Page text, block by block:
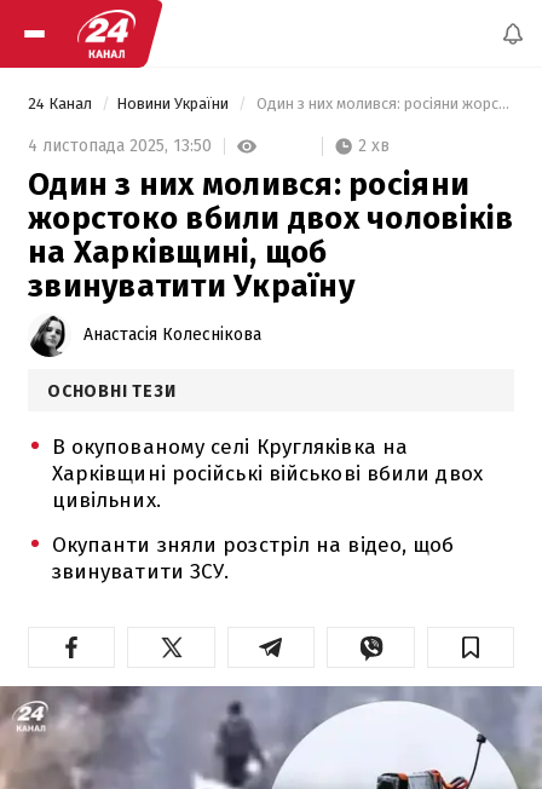
24 Канал Новини України Один з них молився: росіяни жорстоко вбили двох чоловіків на Харківщині, щоб звинуватити Україну
4 листопада 2025, 13:50 2 хв
Один з них молився: росіяни
жорстоко вбили двох чоловіків
на Харківщині, щоб
звинуватити Україну
Анастасія Колеснікова
ОСНОВНІ ТЕЗИ
В окупованому селі Кругляківка на
Харківщині російські військові вбили двох
цивільних.
Окупанти зняли розстріл на відео, щоб
звинуватити ЗСУ.